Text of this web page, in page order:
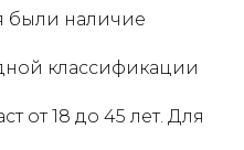
были наличие
классификации
от 18 до 45 лет. Для